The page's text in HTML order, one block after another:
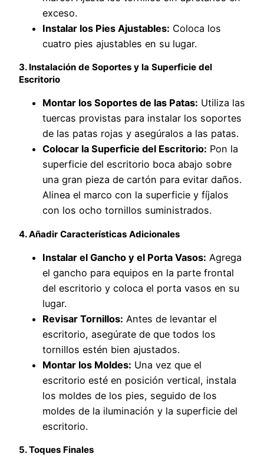
exceso.
Instalar los Pies Ajustables: Coloca los
cuatro pies ajustables en su lugar.
3. Instalación de Soportes y la Superficie del
Escritorio
Montar los Soportes de las Patas: Utiliza las
tuercas provistas para instalar los soportes
de las patas rojas y asegúralos a las patas.
Colocar la Superficie del Escritorio: Pon la
superficie del escritorio boca abajo sobre
una gran pieza de cartón para evitar daños.
Alinea el marco con la superficie y fíjalos
con los ocho tornillos suministrados.
4. Añadir Características Adicionales
Instalar el Gancho y el Porta Vasos: Agrega
el gancho para equipos en la parte frontal
del escritorio y coloca el porta vasos en su
lugar.
Revisar Tornillos: Antes de levantar el
escritorio, asegúrate de que todos los
tornillos estén bien ajustados.
Montar los Moldes: Una vez que el
escritorio esté en posición vertical, instala
los moldes de los pies, seguido de los
moldes de la iluminación y la superficie del
escritorio.
5. Toques Finales